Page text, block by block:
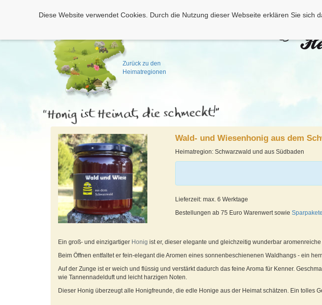
Zurück zu den
Heimatregionen
Diese Website verwendet Cookies. Durch die Nutzung dieser Webseite erklären Sie sich
Wald- und Wiesenhonig aus dem
Heimatregion: Schwarzwald und aus Südbaden
Lieferzeit: max. 6 Werktage
Bestellungen ab 75 Euro Warenwert sowieSparpakete
Ein groß- und einzigartiger Honig ist er, dieser elegante und gleichzeitig wunderbar
Beim Öffnen entfaltet er fein-elegant die Aromen eines sonnenbeschienenen Waldhangs - ein
Auf der Zunge ist er weich und flüssig und verstärkt dadurch das feine Aroma für Kenner.
wie Tannennadelduft und leicht harzigen Noten.
Dieser Honig überzeugt alle Honigfreunde, die edle Honige aus der Heimat schätzen. Ein tolles